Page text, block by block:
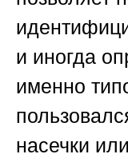
и иногда
именно
насечки